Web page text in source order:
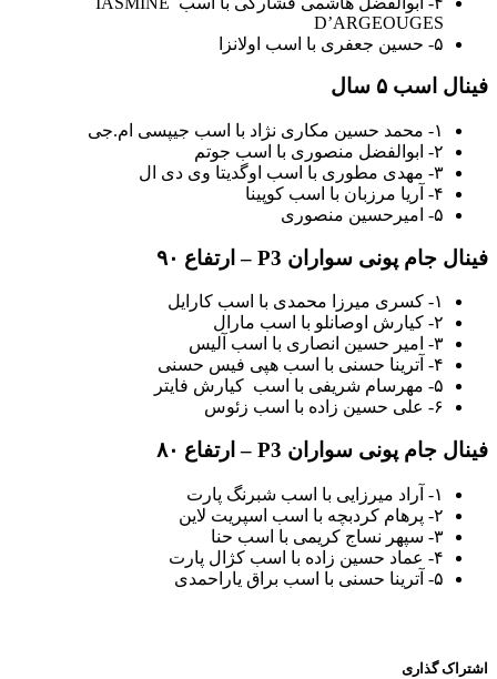
D’ARGEOUGES
۵- حسین جعفری با اسب اولانزا
فینال اسب ۵ سال
۱- محمد حسین مکاری نژاد با اسب جیپسی ام.جی
۲- ابوالفضل منصوری با اسب جوتم
۳- مهدی مطوری با اسب اوگدیتا وی دی ال
۴- آریا مرزبان با اسب کوپینا
۵- امیرحسین منصوری
فینال جام پونی سواران P3 – ارتفاع ۹۰
۱- کسری میرزا محمدی با اسب کارایل
۲- کیارش اوصانلو با اسب مارال
۳- امیر حسین انصاری با اسب آلیس
۴- آترینا حسنی با اسب هپی فیس حسنی
۵- مهرسام شریفی با اسب کیارش فایتر
۶- علی حسین زاده با اسب زئوس
فینال جام پونی سواران P3 – ارتفاع ۸۰
۱- آراد میرزایی با اسب شبرنگ پارت
۲- پرهام کردبچه با اسب اسپریت لاین
۳- سپهر نساج کریمی با اسب حنا
۴- عماد حسین زاده با اسب کژال پارت
۵- آترینا حسنی با اسب براق یاراحمدی
اشتراک گذاری